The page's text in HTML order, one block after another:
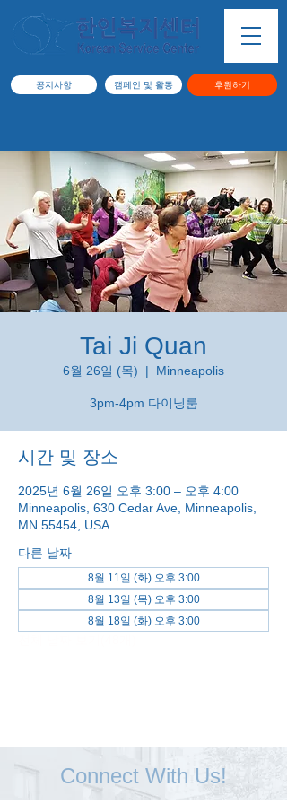
공지사항 캠페인 및 활동 후원하기
Tai Ji Quan
6월 26일 (목)
  |
Minneapolis
3pm-4pm 다이닝룸
시간 및 장소
2025년 6월 26일 오후 3:00 – 오후 4:00
Minneapolis, 630 Cedar Ave, Minneapolis,
MN 55454, USA
다른 날짜
8월 11일 (화) 오후 3:00
8월 13일 (목) 오후 3:00
8월 18일 (화) 오후 3:00
Connect With Us!